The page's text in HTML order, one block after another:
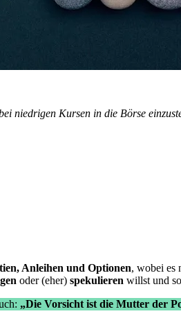
niedrigen Kursen in die Börse
Anleihen und Optionen, wobei es
oder (eher) spekulieren willst und
„Die Vorsicht ist die Mutter der